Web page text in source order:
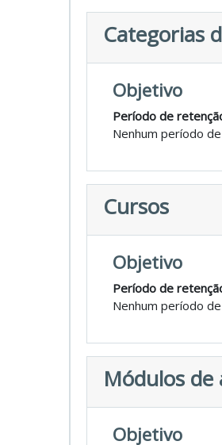
Categorias
Objetivo
Período de
Nenhum período
Cursos
Objetivo
Período de
Nenhum período
Módulos de
Objetivo